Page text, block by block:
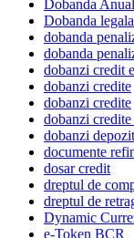
Dobanda
Dobanda legala
dobanda
dobanda
dobanzi credit
dobanzi credite
dobanzi credite
dobanzi
dobanzi
documente
dosar credit
dreptul de
dreptul de
Dynamic
e-Token BCR